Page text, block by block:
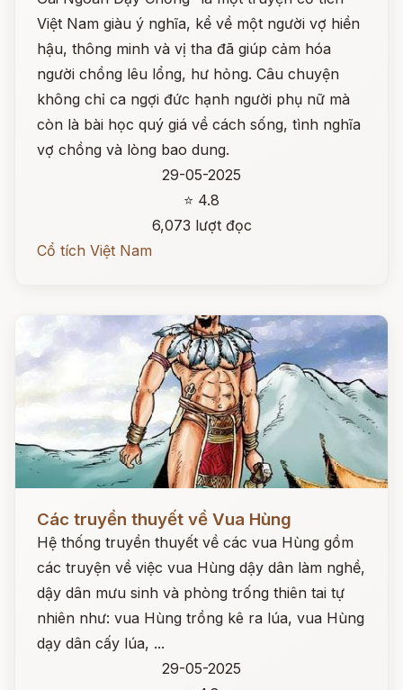
Việt Nam giàu ý nghĩa, kể về một người vợ hiền
hậu, thông minh và vị tha đã giúp cảm hóa
người chồng lêu lổng, hư hỏng. Câu chuyện
không chỉ ca ngợi đức hạnh người phụ nữ mà
còn là bài học quý giá về cách sống, tình nghĩa
vợ chồng và lòng bao dung.
29-05-2025
⭐ 4.8
6,073 lượt đọc
Cổ tích Việt Nam
Các truyền thuyết về Vua Hùng
Hệ thống truyền thuyết về các vua Hùng gồm
các truyện về việc vua Hùng dậy dân làm nghề,
dậy dân mưu sinh và phòng trống thiên tai tự
nhiên như: vua Hùng trồng kê ra lúa, vua Hùng
dạy dân cấy lúa, ...
29-05-2025